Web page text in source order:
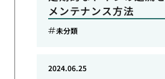
メンテナンス方法
未分類
2024.06.25